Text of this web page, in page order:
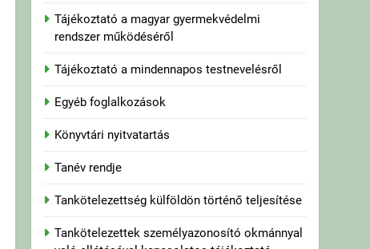
Tájékoztató a magyar gyermekvédelmi
rendszer működéséről
Tájékoztató a mindennapos testnevelésről
Egyéb foglalkozások
Könyvtári nyitvatartás
Tanév rendje
Tankötelezettség külföldön történő teljesítése
Tankötelezettek személyazonosító okmánnyal